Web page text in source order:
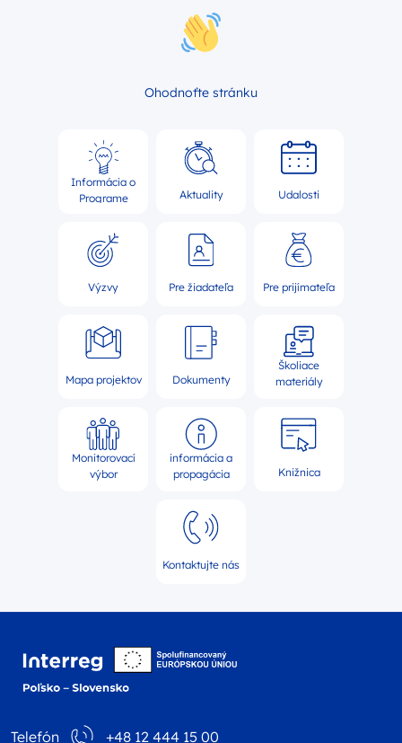
Ohodnoťte stránku
Informácia o
Programe
Aktuality Udalosti
Výzvy Pre žiadateľa Pre prijímateľa
Mapa projektov Dokumenty
Školiace
materiály
Monitorovací
výbor
informácia a
propagácia
Knižnica
Kontaktujte nás
Telefón +48 12 444 15 00